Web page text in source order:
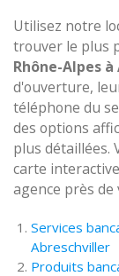
Utilisez notre
trouver le plus
Rhône-Alpes
d'ouverture,
téléphone du
des options
plus détaillées.
carte
agence près
Services
Abreschviller
Produits